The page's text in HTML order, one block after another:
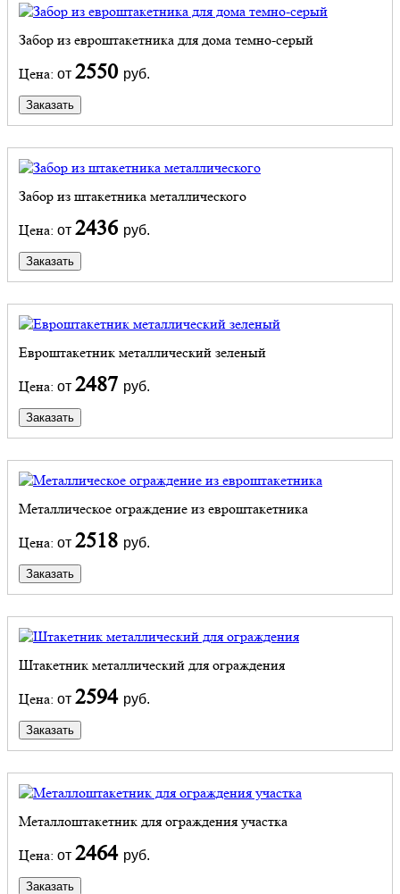
Забор из евроштакетника для дома темно-серый
Цена: от 2550 руб.
Заказать
Забор из штакетника металлического
Цена: от 2436 руб.
Заказать
Евроштакетник металлический зеленый
Цена: от 2487 руб.
Заказать
Металлическое ограждение из евроштакетника
Цена: от 2518 руб.
Заказать
Штакетник металлический для ограждения
Цена: от 2594 руб.
Заказать
Металлоштакетник для ограждения участка
Цена: от 2464 руб.
Заказать